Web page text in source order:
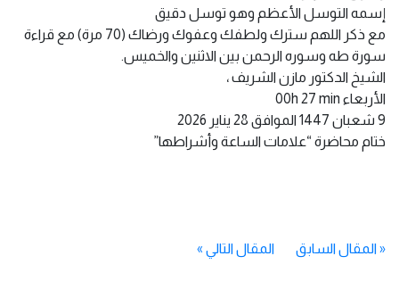
إسمه التوسل الأعظم وهو توسل دقيق
مع ذكر اللهم سترك ولطفك وعفوك ورضاك (70 مرة) مع قراءة
سورة طه وسوره الرحمن بين الاثنين والخميس.
الشيخ الدكتور مازن الشريف ،
الأربعاء 00h 27 min
9 شعبان 1447 الموافق 28 يناير 2026
ختام محاضرة “علامات الساعة وأشراطها”
«المقال السابق المقال التالي »